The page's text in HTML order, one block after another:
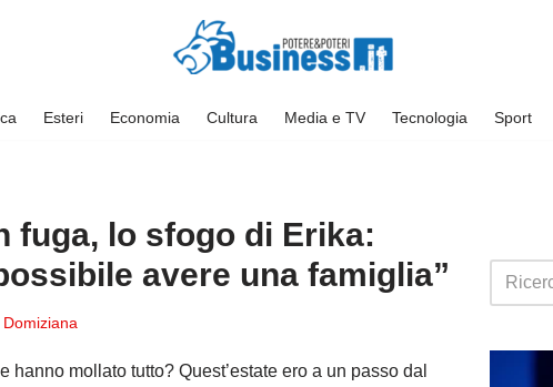
Esteri Economia Cultura Media e TV Tecnologia Sport
fuga, lo sfogo di Erika:
avere una famiglia”
Domiziana
hanno mollato tutto? Quest’estate ero a un passo dal